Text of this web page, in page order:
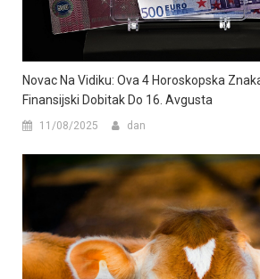
Novac Na Vidiku: Ova 4 Horoskopska
Finansijski Dobitak Do 16. Avgusta
11/08/2025 dan